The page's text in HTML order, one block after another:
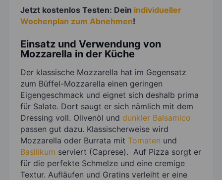
Jetzt kostenlos Testen: Dein individueller
Wochenplan zum Abnehmen!
Einsatz und Verwendung von
Mozzarella in der Küche
Der klassische Mozzarella hat im Gegensatz
zum Büffel-Mozzarella einen geringen
Eigengeschmack und eignet sich deshalb prima
für Salate. Dort saugt er sich nämlich mit dem
Dressing voll. Olivenöl und dunkler Balsamico
passen gut dazu. Klassischerweise wird
Mozzarella oder Burrata mit Tomaten und
Basilikum serviert (Caprese). Auf Pizza sorgt er
für die perfekte Schmelze und eine cremige
Textur. Aufläufen und Gratins verleiht er eine